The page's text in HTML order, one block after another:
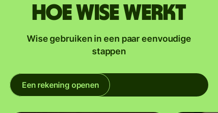
Hoe Wise werkt
Wise gebruiken in een paar eenvoudige
stappen
Een rekening openen